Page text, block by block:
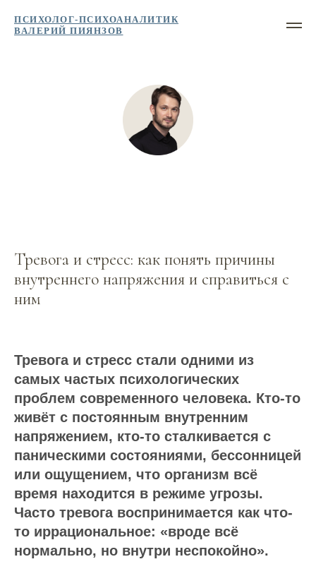
ПСИХОЛОГ-ПСИХОАНАЛИТИК
ВАЛЕРИЙ ПИЯНЗОВ
Тревога и стресс: как понять причины
внутреннего напряжения и справиться с
ним
Тревога и стресс стали одними из
самых частых психологических
проблем современного человека. Кто-то
живёт с постоянным внутренним
напряжением, кто-то сталкивается с
паническими состояниями, бессонницей
или ощущением, что организм всё
время находится в режиме угрозы.
Часто тревога воспринимается как что-
то иррациональное: «вроде всё
нормально, но внутри неспокойно».